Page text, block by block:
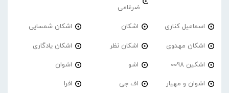
ضرغامی
اسماعیل کناری اشکان اشکان شمسایی
اشکان مهدوی اشکان نظر اشکان یادگاری
اشکین 0098 اشو اشوان
اشوان و مهیار اف جی افرا